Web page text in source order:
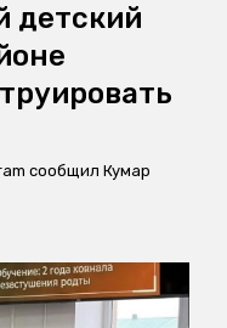
детский
сообщил Кумар